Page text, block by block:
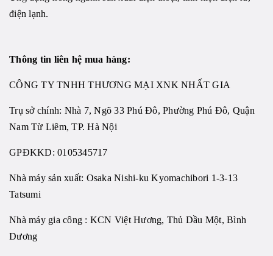
điện lạnh.
Thông tin liên hệ mua hàng:
CÔNG TY TNHH THƯƠNG MẠI XNK NHẤT GIA
Trụ sở chính: Nhà 7, Ngõ 33 Phú Đô, Phường Phú Đô, Quận
Nam Từ Liêm, TP. Hà Nội
GPĐKKD: 0105345717
Nhà máy sản xuất: Osaka Nishi-ku Kyomachibori 1-3-13
Tatsumi
Nhà máy gia công : KCN Việt Hương, Thủ Dầu Một, Bình
Dương